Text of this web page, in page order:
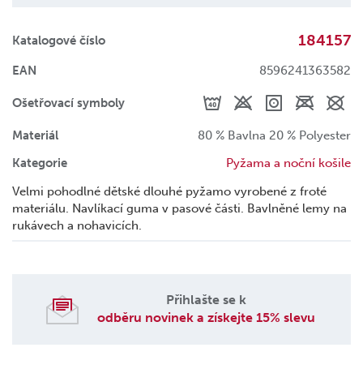
Katalogové číslo 184157
EAN 8596241363582
Ošetřovací symboly
Materiál
80 % Bavlna 20 % Polyester
Kategorie
Pyžama a noční košile
Velmi pohodlné dětské dlouhé pyžamo vyrobené z froté
materiálu. Navlíkací guma v pasové části. Bavlněné lemy na
rukávech a nohavicích.
Přihlašte se k
odběru novinek a získejte 15% slevu